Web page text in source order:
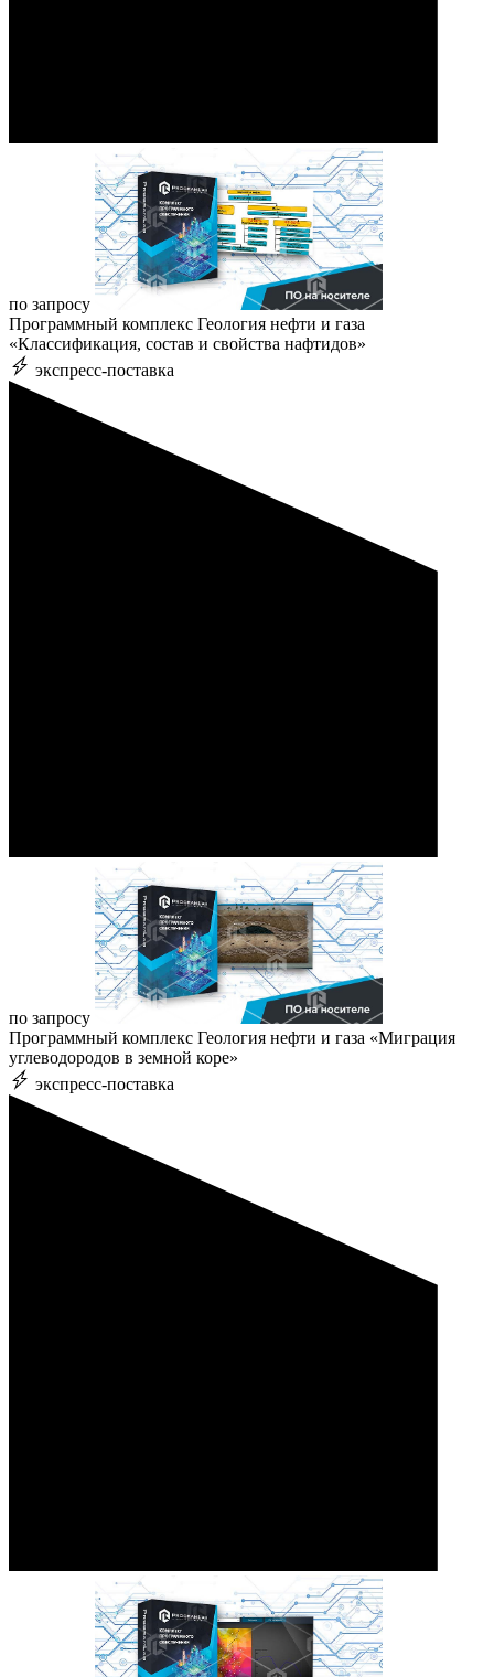
по запросу
Программный комплекс Геология нефти и газа
«Классификация, состав и свойства нафтидов»
экспресс-поставка
по запросу
Программный комплекс Геология нефти и газа «Миграция
углеводородов в земной коре»
экспресс-поставка